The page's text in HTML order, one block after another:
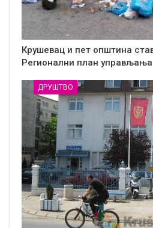
Крушевац и пет општина
Регионални план
ДРУШТВО